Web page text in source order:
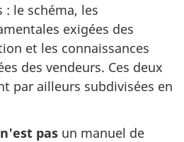
le schéma, les
exigées des
et les connaissances
des vendeurs. Ces deux
par ailleurs subdivisées en
n'est pas un manuel de